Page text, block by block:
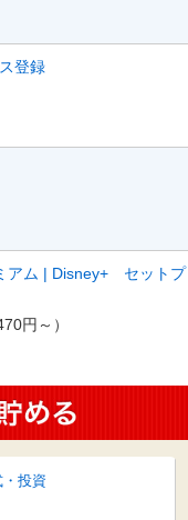
登録
アム | Disney+ セットプ
円～）
投資